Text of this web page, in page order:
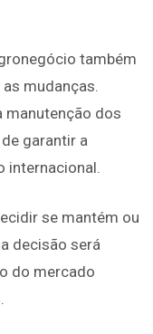
também
mudanças.
manutenção dos
garantir a
internacional.
se mantém ou
decisão será
do mercado